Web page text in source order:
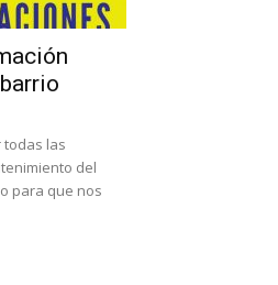
todas las
del
para que nos